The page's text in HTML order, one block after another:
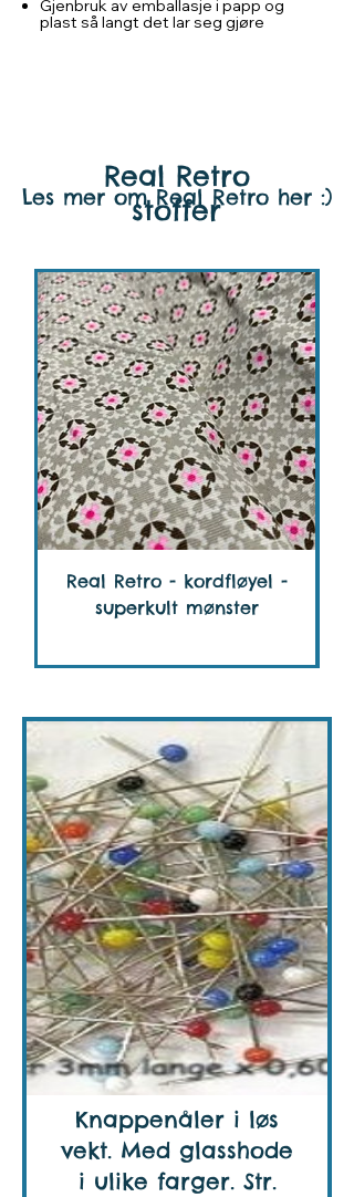
Gjenbruk av emballasje i papp og
plast så langt det lar seg gjøre
Real Retro
stoffer
Real Retro - kordfløyel -
superkult mønster
Les mer om Real Retro her :)
Knappenåler i løs
vekt. Med glasshode
i ulike farger. Str.